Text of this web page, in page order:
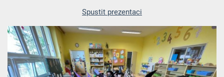
Spustit prezentaci